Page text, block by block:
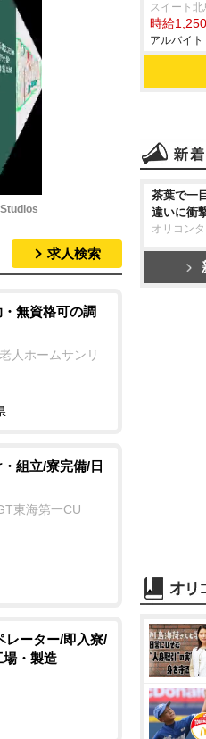
求人検索
無資格可の調
人ホームサンリ
組立/寮完備/日
東海第一CU
レーター/即入寮/
場・製造
スイート
時給
アルバイ
茶葉で一
違いに衝
オリコン